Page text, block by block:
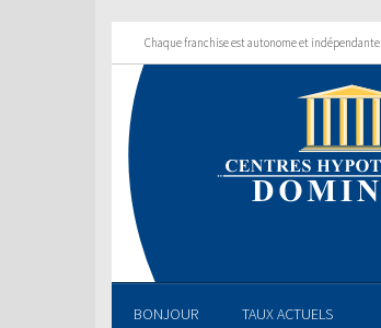
Chaque franchise est autonome et indépendante
BONJOUR TAUX ACTUELS